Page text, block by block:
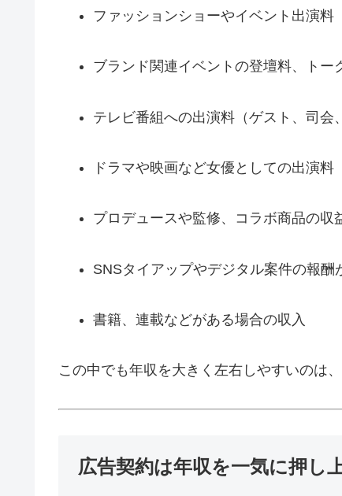
ファッションショーやイベント出演料
ブランド関連イベントの登壇料、トー
テレビ番組への出演料（ゲスト、司会
ドラマや映画など女優としての出演料
プロデュースや監修、コラボ商品の収
SNSタイアップやデジタル案件の報酬
書籍、連載などがある場合の収入
この中でも年収を大きく左右しやすいのは
広告契約は年収を一気に押し